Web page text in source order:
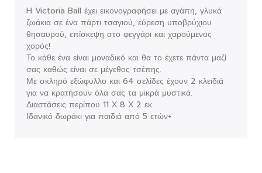
H Victoria Ball έχει εικονογραφήσει με αγάπη, γλυκά
ζωάκια σε ένα πάρτι τσαγιού, εύρεση υποβρύχιου
θησαυρού, επίσκεψη στο φεγγάρι και χαρούμενος
χορός!
Το κάθε ένα είναι μοναδικό και θα το έχετε πάντα μαζί
σας καθώς είναι σε μέγεθος τσέπης.
Με σκληρό εξώφυλλο και 64 σελίδες έχουν 2 κλειδιά
για να κρατήσουν όλα σας τα μικρά μυστικά.
Διαστάσεις περίπου 11 Χ 8 Χ 2 εκ.
Ιδανικό δωράκι για παιδιά από 5 ετών+